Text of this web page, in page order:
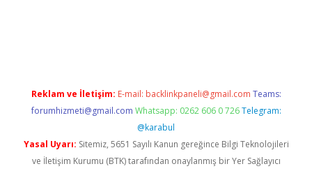
Reklam ve İletişim: E-mail: backlinkpaneli@gmail.com Teams:
forumhizmeti@gmail.com Whatsapp: 0262 606 0 726 Telegram:
@karabul
Yasal Uyarı: Sitemiz, 5651 Sayılı Kanun gereğince Bilgi Teknolojileri
ve İletişim Kurumu (BTK) tarafından onaylanmış bir Yer Sağlayıcı